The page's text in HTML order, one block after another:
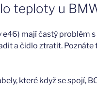
teploty u
e46) mají častý problém
a čidlo ztratit.
které když se spojí,